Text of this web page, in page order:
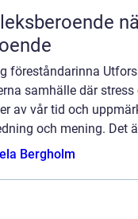
när längtan efter kärlek blir ett
föreståndarinna
samhälle där
av vår tid och
och mening. Det
Bergholm